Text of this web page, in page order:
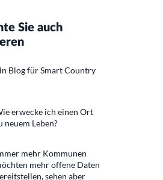
Sie auch
Blog für Smart Country
erwecke ich einen Ort
neuem Leben?
mehr Kommunen
mehr offene Daten
sehen aber